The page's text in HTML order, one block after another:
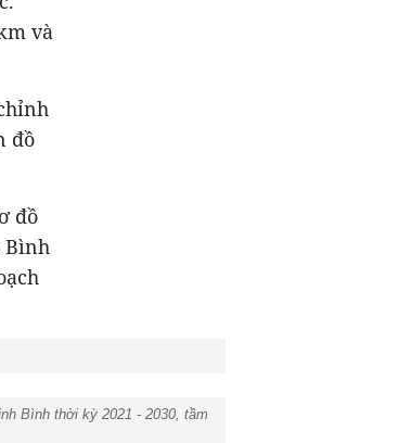
và
đồ
đồ
Bình
Bình thời kỳ 2021 - 2030, tầm